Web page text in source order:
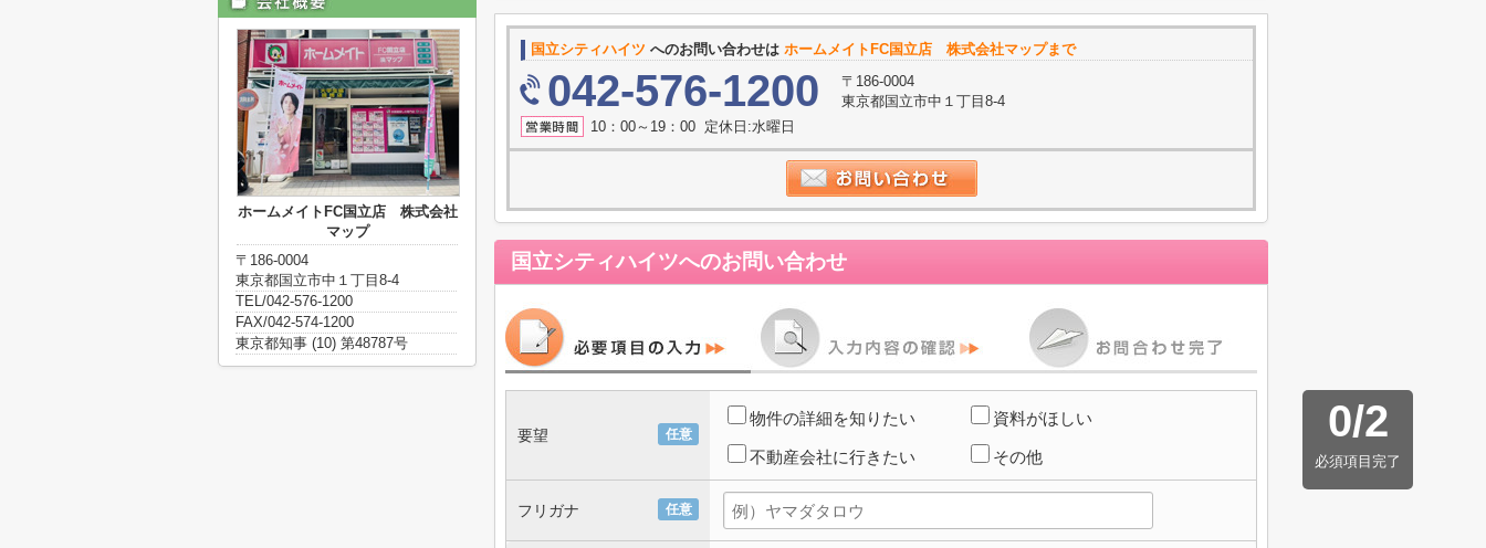
国立シティハイツ へのお問い合わせは ホームメイトFC国立店 株式会社マップまで
042-576-1200
〒186-0004
東京都国立市中１丁目8-4
10：00～19：00 定休日:水曜日
国立シティハイツへのお問い合わせ
0/2
必須項目完了
任意
要望
物件の詳細を知りたい 資料がほしい
不動産会社に行きたい その他
任意
フリガナ
ホームメイトFC国立店 株式会社
マップ
〒186-0004
東京都国立市中１丁目8-4
TEL/042-576-1200
FAX/042-574-1200
東京都知事 (10) 第48787号